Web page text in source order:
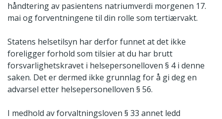
håndtering av pasientens natriumverdi morgenen 17.
mai og forventningene til din rolle som tertiærvakt.
Statens helsetilsyn har derfor funnet at det ikke
foreligger forhold som tilsier at du har brutt
forsvarlighetskravet i helsepersonelloven § 4 i denne
saken. Det er dermed ikke grunnlag for å gi deg en
advarsel etter helsepersonelloven § 56.
I medhold av forvaltningsloven § 33 annet ledd